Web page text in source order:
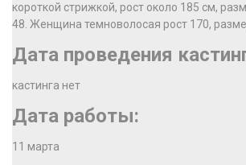
короткой стрижкой, рост около 185 см,
48. Женщина темноволосая рост 170,
Дата проведения
кастинга нет
Дата работы:
11 марта